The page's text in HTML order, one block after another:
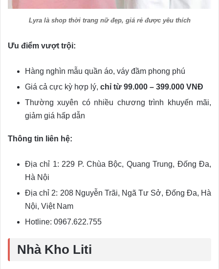
Lyra là shop thời trang nữ đẹp, giá rẻ được yêu thích
Ưu điểm vượt trội:
Hàng nghìn mẫu quần áo, váy đầm phong phú
Giá cả cực kỳ hợp lý, chỉ từ 99.000 – 399.000 VNĐ
Thường xuyên có nhiều chương trình khuyến mãi,
giảm giá hấp dẫn
Thông tin liên hệ:
Địa chỉ 1: 229 P. Chùa Bộc, Quang Trung, Đống Đa,
Hà Nội
Địa chỉ 2: 208 Nguyễn Trãi, Ngã Tư Sở, Đống Đa, Hà
Nội, Việt Nam
Hotline: 0967.622.755
Nhà Kho Liti